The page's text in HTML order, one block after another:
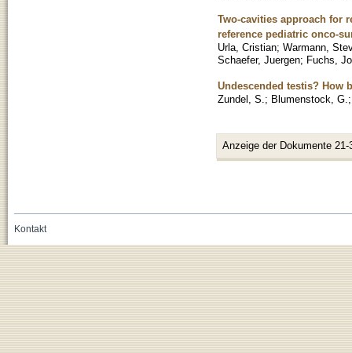
Two-cavities approach for
reference pediatric onco-
Urla, Cristian; Warmann,
Schaefer, Juergen; Fuchs,
Undescended testis? How
Zundel, S. ; Blumenstock, G.
Anzeige der Dokumente 21-
Kontakt